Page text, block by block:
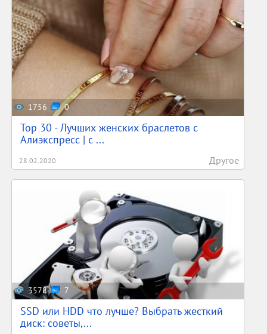
1756 0
Top 30 - Лучших женских браслетов с
Алиэкспресс | с ...
28.02.2020 Другое
3578 7
SSD или HDD что лучше? Выбрать жесткий
диск: советы,...